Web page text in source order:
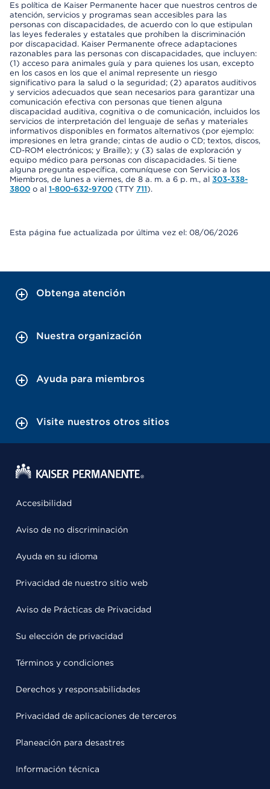
Es política de Kaiser Permanente hacer que nuestros centros de
atención, servicios y programas sean accesibles para las
personas con discapacidades, de acuerdo con lo que estipulan
las leyes federales y estatales que prohíben la discriminación
por discapacidad. Kaiser Permanente ofrece adaptaciones
razonables para las personas con discapacidades, que incluyen:
(1) acceso para animales guía y para quienes los usan, excepto
en los casos en los que el animal represente un riesgo
significativo para la salud o la seguridad; (2) aparatos auditivos
y servicios adecuados que sean necesarios para garantizar una
comunicación efectiva con personas que tienen alguna
discapacidad auditiva, cognitiva o de comunicación, incluidos los
servicios de interpretación del lenguaje de señas y materiales
informativos disponibles en formatos alternativos (por ejemplo:
impresiones en letra grande; cintas de audio o CD; textos, discos,
CD-ROM electrónicos; y Braille); y (3) salas de exploración y
equipo médico para personas con discapacidades. Si tiene
alguna pregunta específica, comuníquese con Servicio a los
Miembros, de lunes a viernes, de 8 a. m. a 6 p. m., al 303-338-
3800 o al 1-800-632-9700 (TTY 711).
Esta página fue actualizada por última vez el: 08/06/2026
Obtenga atención
Nuestra organización
Ayuda para miembros
Visite nuestros otros sitios
Accesibilidad
Aviso de no discriminación
Ayuda en su idioma
Privacidad de nuestro sitio web
Aviso de Prácticas de Privacidad
Su elección de privacidad
Términos y condiciones
Derechos y responsabilidades
Privacidad de aplicaciones de terceros
Planeación para desastres
Información técnica